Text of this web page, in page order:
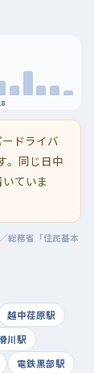
ドライバ
。同じ日中
ていま
総務省「住民基本
越中荏原駅
川駅
電鉄黒部駅